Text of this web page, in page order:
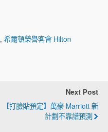
, 希爾頓榮譽客會 Hilton
Next Post
【打臉貼預定】萬豪 Marriott 新
計劃不靠譜預測